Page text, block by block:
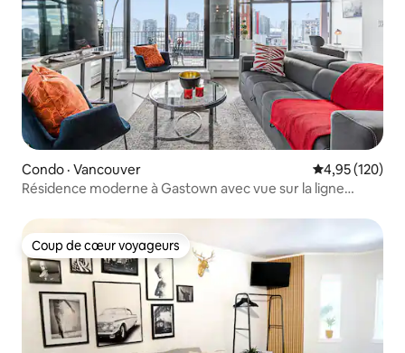
Condo · Vancouver Note
4,95 (120)
Résidence moderne à Gastown avec vue sur la ligne
Coup de cœur voyageurs
Coup de cœur voyageurs